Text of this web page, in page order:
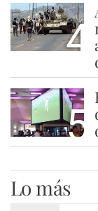
4
5
Lo más